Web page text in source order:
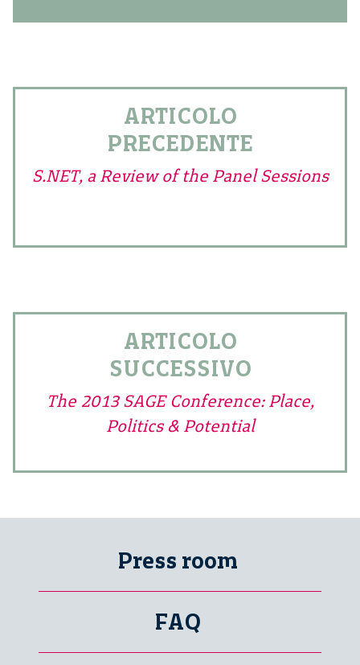
ARTICOLO
PRECEDENTE
S.NET, a Review of the Panel Sessions
ARTICOLO
SUCCESSIVO
The 2013 SAGE Conference: Place,
Politics & Potential
Press room
FAQ